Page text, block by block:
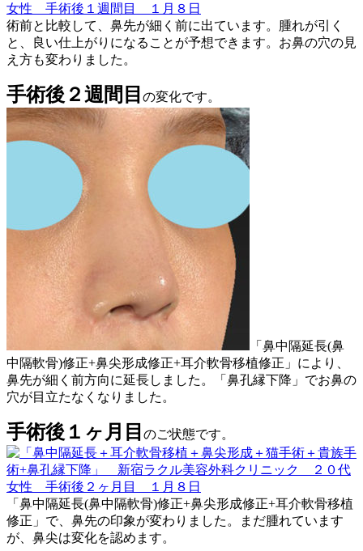
術前と比較して、鼻先が細く前に出ています。腫れが引く
と、良い仕上がりになることが予想できます。お鼻の穴の見
え方も変わりました。
手術後２週間目 の変化です。
「鼻中隔延長(鼻
中隔軟骨)修正+鼻尖形成修正+耳介軟骨移植修正」により、
鼻先が細く前方向に延長しました。「鼻孔縁下降」でお鼻の
穴が目立たなくなりました。
手術後１ヶ月目 のご状態です。
「鼻中隔延長(鼻中隔軟骨)修正+鼻尖形成修正+耳介軟骨移植
修正」で、鼻先の印象が変わりました。まだ腫れています
が、鼻尖は変化を認めます。